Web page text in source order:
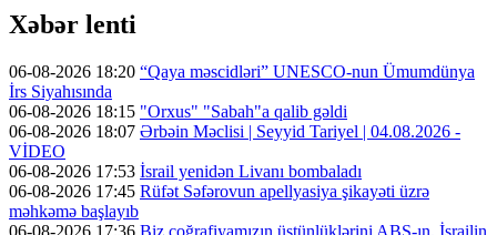
Xəbər lenti
06-08-2026 18:20 “Qaya məscidləri” UNESCO-nun Ümumdünya
İrs Siyahısında
06-08-2026 18:15 "Orxus" "Sabah"a qalib gəldi
06-08-2026 18:07 Ərbəin Məclisi | Seyyid Tariyel | 04.08.2026 -
VİDEO
06-08-2026 17:53 İsrail yenidən Livanı bombaladı
06-08-2026 17:45 Rüfət Səfərovun apellyasiya şikayəti üzrə
məhkəmə başlayıb
06-08-2026 17:36 Biz coğrafiyamızın üstünlüklərini ABŞ-ın, İsrailin